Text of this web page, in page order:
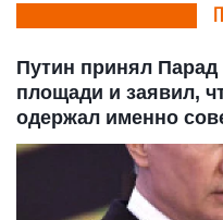
Путин принял
площади и заявил,
одержал именно